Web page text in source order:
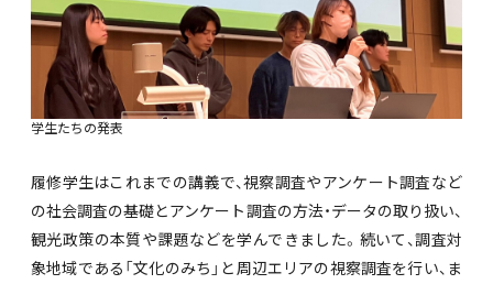
学生たちの発表
履修学生はこれまでの講義で、視察調査やアンケート調査など
の社会調査の基礎とアンケート調査の方法・データの取り扱い、
観光政策の本質や課題などを学んできました。続いて、調査対
象地域である「文化のみち」と周辺エリアの視察調査を行い、ま